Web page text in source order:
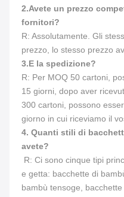
2.Avete un prezzo
fornitori?
R: Assolutamente. Gli
prezzo, lo stesso prezzo
3.E la spedizione?
R: Per MOQ 50 cartoni,
15 giorni, dopo aver
300 cartoni, possono
giorno in cui riceviamo il
4. Quanti stili di
avete?
e getta: bacchette di
bambù tensoge,